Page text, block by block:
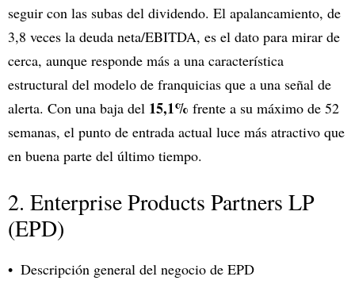
seguir con las subas del dividendo. El apalancamiento, de
3,8 veces la deuda neta/EBITDA, es el dato para mirar de
cerca, aunque responde más a una característica
estructural del modelo de franquicias que a una señal de
alerta. Con una baja del 15,1% frente a su máximo de 52
semanas, el punto de entrada actual luce más atractivo que
en buena parte del último tiempo.
2. Enterprise Products Partners LP
(EPD)
Descripción general del negocio de EPD